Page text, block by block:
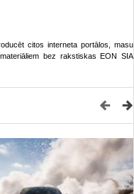
citos interneta portālos, masu
bez rakstiskas EON SIA